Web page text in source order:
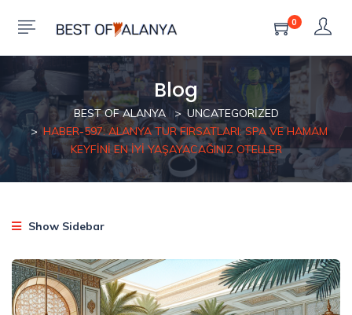
0
Blog
BEST OF ALANYA
UNCATEGORIZED
HABER-597: ALANYA TUR FIRSATLARI: SPA VE HAMAM
KEYFINI EN İYI YAŞAYACAĞINIZ OTELLER
Show Sidebar